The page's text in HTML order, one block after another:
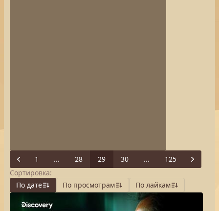
Previous
1 ... 28 29 30 ... 125
Next
Сортировка:
По дате
По просмотрам По лайкам